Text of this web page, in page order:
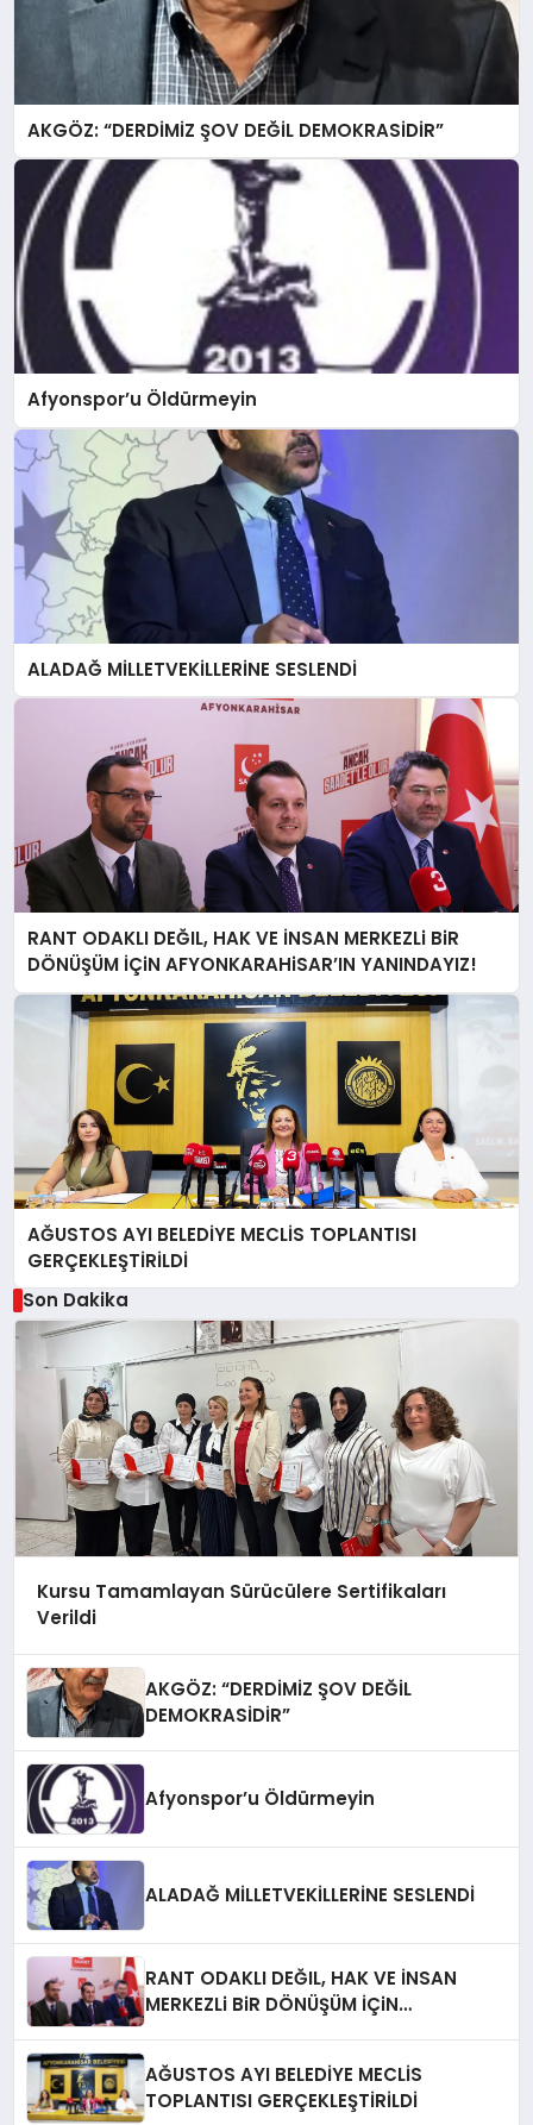
AKGÖZ: “DERDİMİZ ŞOV DEĞİL DEMOKRASİDİR”
Afyonspor’u Öldürmeyin
ALADAĞ MİLLETVEKİLLERİNE SESLENDİ
RANT ODAKLI DEĞIL, HAK VE İNSAN MERKEZLi BiR
DÖNÜŞÜM İÇiN AFYONKARAHiSAR’IN YANINDAYIZ!
AĞUSTOS AYI BELEDİYE MECLİS TOPLANTISI
GERÇEKLEŞTİRİLDİ
Son Dakika
Kursu Tamamlayan Sürücülere Sertifikaları
Verildi
AKGÖZ: “DERDİMİZ ŞOV DEĞİL
DEMOKRASİDİR”
Afyonspor’u Öldürmeyin
ALADAĞ MİLLETVEKİLLERİNE SESLENDİ
RANT ODAKLI DEĞIL, HAK VE İNSAN
MERKEZLi BiR DÖNÜŞÜM İÇiN
AĞUSTOS AYI BELEDİYE MECLİS
TOPLANTISI GERÇEKLEŞTİRİLDİ